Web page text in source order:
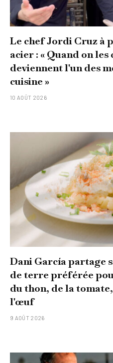
Le chef Jordi Cruz à
acier : « Quand on
deviennent l'un des
cuisine »
10 AOÛT 2026
Dani García partage
de terre préférée
du thon, de la
l'œuf
9 AOÛT 2026